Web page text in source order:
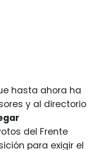
hasta ahora ha
y al directorio
del Frente
para exigir el